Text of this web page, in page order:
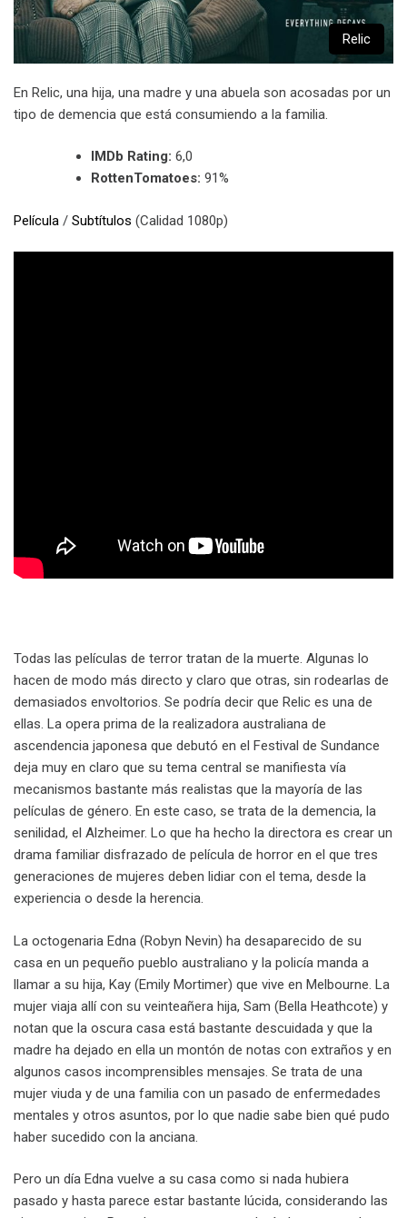
Relic
En Relic, una hija, una madre y una abuela son acosadas por un
tipo de demencia que está consumiendo a la familia.
IMDb Rating: 6,0
RottenTomatoes: 91%
Película / Subtítulos (Calidad 1080p)
Todas las películas de terror tratan de la muerte. Algunas lo
hacen de modo más directo y claro que otras, sin rodearlas de
demasiados envoltorios. Se podría decir que Relic es una de
ellas. La opera prima de la realizadora australiana de
ascendencia japonesa que debutó en el Festival de Sundance
deja muy en claro que su tema central se manifiesta vía
mecanismos bastante más realistas que la mayoría de las
películas de género. En este caso, se trata de la demencia, la
senilidad, el Alzheimer. Lo que ha hecho la directora es crear un
drama familiar disfrazado de película de horror en el que tres
generaciones de mujeres deben lidiar con el tema, desde la
experiencia o desde la herencia.
La octogenaria Edna (Robyn Nevin) ha desaparecido de su
casa en un pequeño pueblo australiano y la policía manda a
llamar a su hija, Kay (Emily Mortimer) que vive en Melbourne. La
mujer viaja allí con su veinteañera hija, Sam (Bella Heathcote) y
notan que la oscura casa está bastante descuidada y que la
madre ha dejado en ella un montón de notas con extraños y en
algunos casos incomprensibles mensajes. Se trata de una
mujer viuda y de una familia con un pasado de enfermedades
mentales y otros asuntos, por lo que nadie sabe bien qué pudo
haber sucedido con la anciana.
Pero un día Edna vuelve a su casa como si nada hubiera
pasado y hasta parece estar bastante lúcida, considerando las